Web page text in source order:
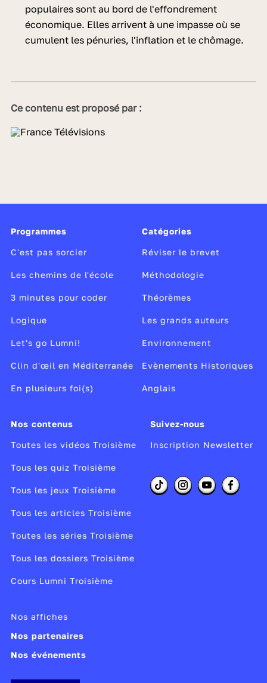
populaires sont au bord de l'effondrement
économique. Elles arrivent à une impasse où se
cumulent les pénuries, l'inflation et le chômage.
Ce contenu est proposé par :
Programmes
C'est pas sorcier
Les chemins de l'école
3 minutes pour coder
Logique
Let's go Lumni!
Clin d'œil en Méditerranée
En plusieurs foi(s)
Catégories
Réviser le brevet
Méthodologie
Théorèmes
Les grands auteurs
Environnement
Evènements Historiques
Anglais
Nos contenus
Toutes les vidéos Troisième
Tous les quiz Troisième
Tous les jeux Troisième
Tous les articles Troisième
Toutes les séries Troisième
Tous les dossiers Troisième
Cours Lumni Troisième
Suivez-nous
Inscription Newsletter
Nos affiches
Nos partenaires
Nos événements